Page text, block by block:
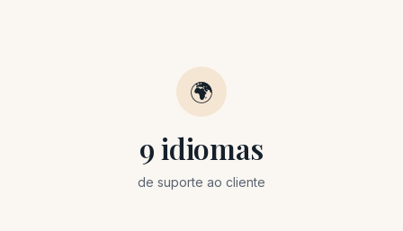
🌍
9 idiomas
de suporte ao cliente